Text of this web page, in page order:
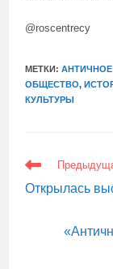
@roscentrecy
МЕТКИ:
ОБЩЕСТВО,
КУЛЬТУРЫ
ЕЩЕ
СТАТЬИ
Открылась